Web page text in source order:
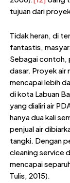
tujuan dari
Tidak heran, di
fantastis,
Sebagai contoh,
dasar. Proyek air
mencapai lebih
di kota Labuan
yang dialiri air
hanya dua kali
penjual air
tangki. Dengan
cleaning service
mencapai
Tulis, 2015).